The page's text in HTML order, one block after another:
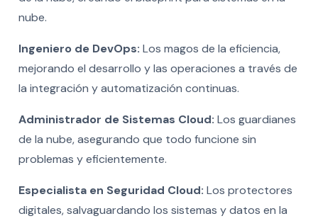
nube.
Ingeniero de DevOps: Los magos de la eficiencia,
mejorando el desarrollo y las operaciones a través de
la integración y automatización continuas.
Administrador de Sistemas Cloud: Los guardianes
de la nube, asegurando que todo funcione sin
problemas y eficientemente.
Especialista en Seguridad Cloud: Los protectores
digitales, salvaguardando los sistemas y datos en la